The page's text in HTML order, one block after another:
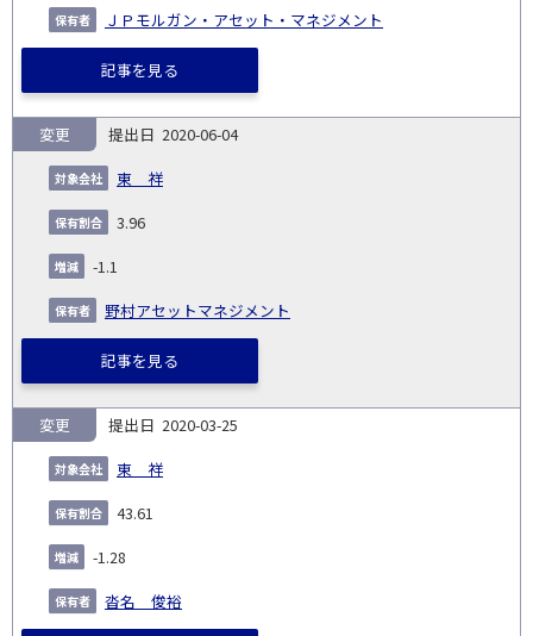
ＪＰモルガン・アセット・マネジメント
記事を見る
2020-06-04
東 祥
変更
3.96
-1.1
野村アセットマネジメント
記事を見る
2020-03-25
東 祥
変更
43.61
-1.28
沓名 俊裕